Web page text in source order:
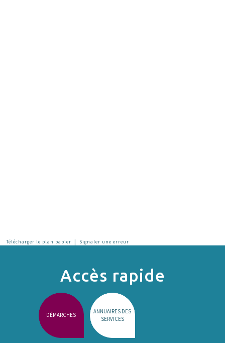
Télécharger le plan papier | Signaler une erreur
Accès rapide
DÉMARCHES
ANNUAIRES DES
SERVICES